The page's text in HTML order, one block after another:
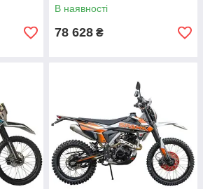
В наявності
78 628 ₴